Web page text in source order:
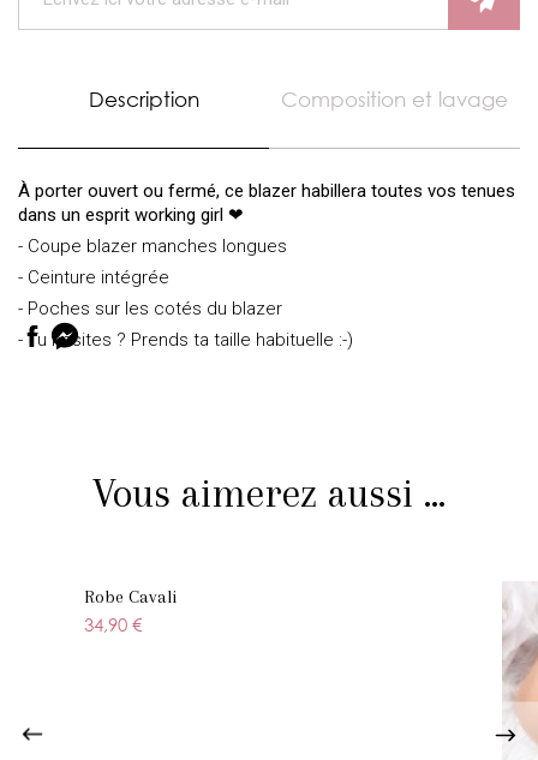
Description Composition et lavage
À porter ouvert ou fermé, ce blazer habillera toutes vos tenues
dans un esprit working girl ❤
- Coupe blazer manches longues
- Ceinture intégrée
- Poches sur les cotés du blazer
- Tu hésites ? Prends ta taille habituelle :-)
Vous aimerez aussi ...
Robe Cavali
34,90 €